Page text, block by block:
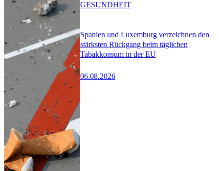
Spanien und Luxemburg verzeichnen den
stärksten Rückgang beim täglichen
Tabakkonsum in der EU
06.08.2026
GESUNDHEIT